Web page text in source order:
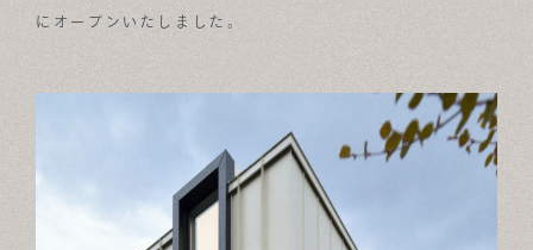
CONTACT
にオープンいたしました。